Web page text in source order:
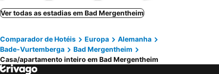
mento
Ver todas as estadias em Bad Mergentheim
Comparador de Hotéis Europa
Alemanha
Bade-Vurtemberga
Bad Mergentheim
Casa/apartamento inteiro em Bad Mergentheim